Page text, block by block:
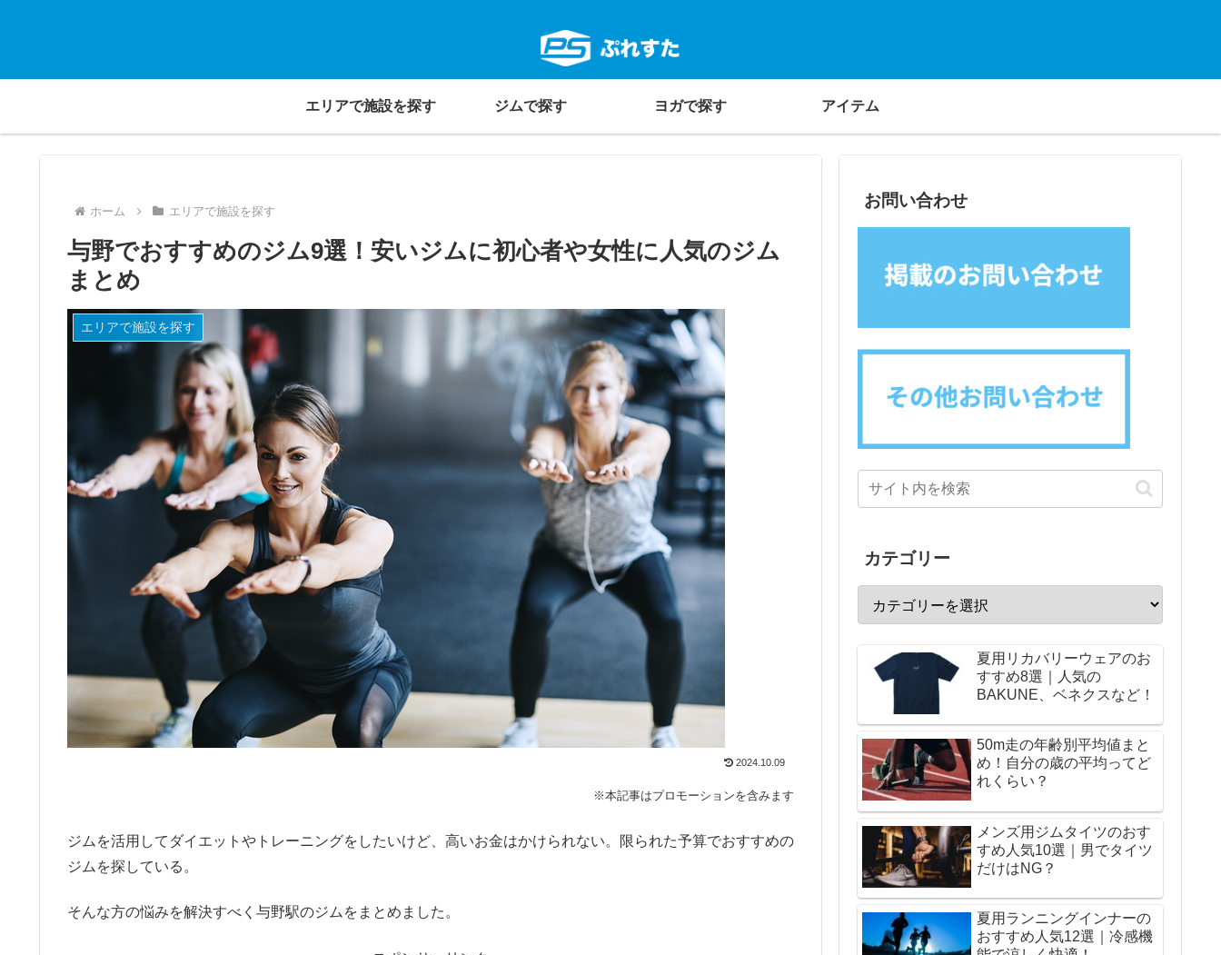
エリアで施設を探す ジムで探す ヨガで探す アイテム
ホーム エリアで施設を探す
与野でおすすめのジム9選！安いジムに初心者や女性に人気のジム
まとめ
エリアで施設を探す
2024.10.09
※本記事はプロモーションを含みます
ジムを活用してダイエットやトレーニングをしたいけど、高いお金はかけられない。限られた予算でおすすめの
ジムを探している。
そんな方の悩みを解決すべく与野駅のジムをまとめました。
お問い合わせ
カテゴリー
夏用リカバリーウェアのお
すすめ8選｜人気の
BAKUNE、ベネクスなど！
50m走の年齢別平均値まと
め！自分の歳の平均ってど
れくらい？
メンズ用ジムタイツのおす
すめ人気10選｜男でタイツ
だけはNG？
夏用ランニングインナーの
おすすめ人気12選｜冷感機